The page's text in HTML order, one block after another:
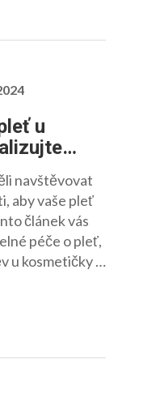
u
navštěvovat
aby vaše pleť
článek vás
péče o pleť,
u kosmetičky a
svou kůži
jednotlivými